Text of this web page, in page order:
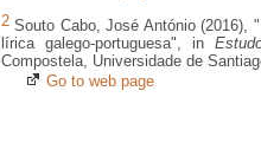
2 Souto Cabo, José António (2016),
lírica galego-portuguesa", in
Compostela, Universidade de
Go to web page